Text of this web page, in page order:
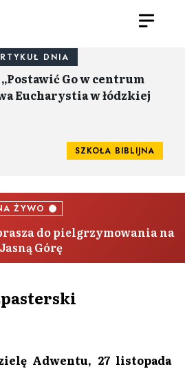
DNIA
Go w centrum
Eucharystia w łódzkiej
SZKOŁA BIBLIJNA
ŻYWO
do pielgrzymowania na
Jasną Górę
Adwentu, 27 listopada